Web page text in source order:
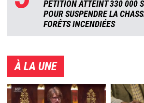
PÉTITION ATTEINT 330 000
POUR SUSPENDRE LA
FORÊTS INCENDIÉES
À LA UNE
Image Image